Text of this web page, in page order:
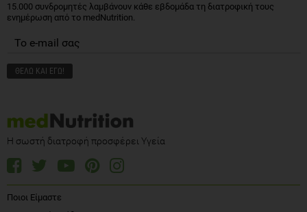
15.000 συνδρομητές λαμβάνουν κάθε εβδομάδα τη διατροφική τους
ενημέρωση από το medNutrition.
Η σωστή διατροφή προσφέρει Υγεία
Ποιοι Είμαστε